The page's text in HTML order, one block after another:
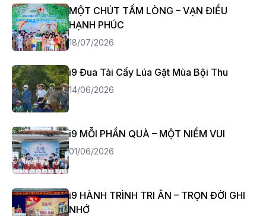
MỘT CHÚT TẤM LÒNG – VẠN ĐIỀU
HẠNH PHÚC
18/07/2026
i9 Đua Tài Cấy Lúa Gặt Mùa Bội Thu
14/06/2026
i9 MỖI PHẦN QUÀ – MỘT NIỀM VUI
01/06/2026
i9 HÀNH TRÌNH TRI ÂN – TRỌN ĐỜI GHI
NHỚ